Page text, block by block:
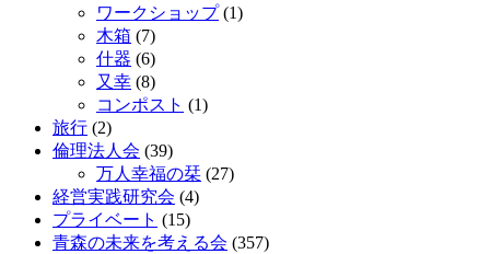
ワークショップ(1)
木箱 (7)
什器 (6)
又幸 (8)
コンポスト (1)
旅行 (2)
倫理法人会 (39)
万人幸福の栞 (27)
経営実践研究会 (4)
プライベート (15)
青森の未来を考える会 (357)